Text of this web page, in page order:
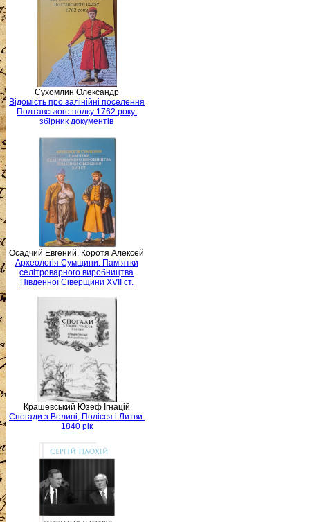
Сухомлин Олександр
Відомість про залінійні поселення
Полтавського полку 1762 року:
збірник документів
Осадчий Евгений, Коротя Алексей
Археологія Сумщини. Пам’ятки
селітроварного виробництва
Південної Сіверщини XVII ст.
Крашевський Юзеф Ігнацій
Спогади з Волині, Полісся і Литви.
1840 рік